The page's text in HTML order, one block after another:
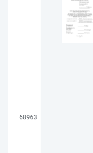
68963